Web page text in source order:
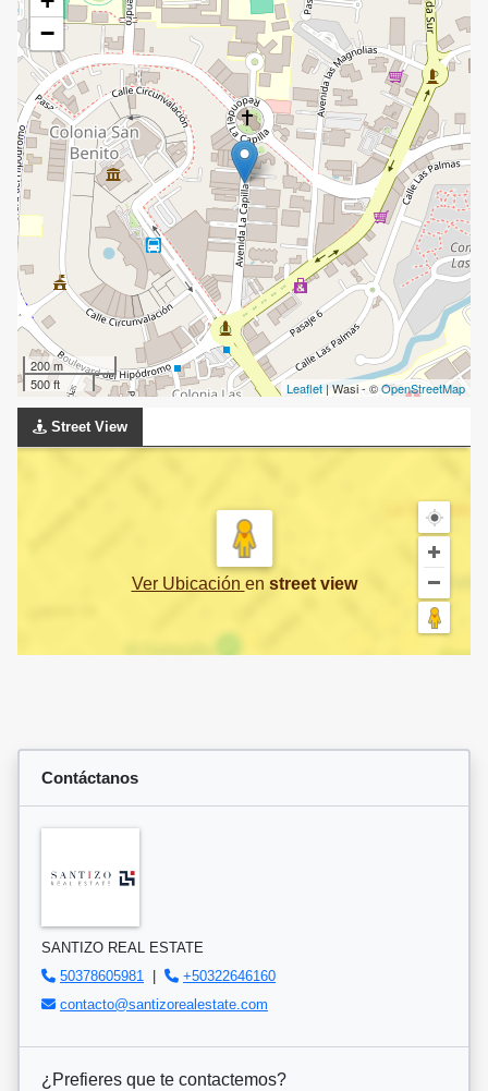
−
200 m
500 ft
Leaflet| Wasi - ©OpenStreetMap
Street View
Ver Ubicación en street view
Contáctanos
SANTIZO REAL ESTATE
50378605981
+50322646160
contacto@santizorealestate.com
¿Prefieres que te contactemos?